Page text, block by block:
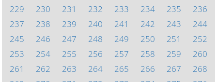
229
230 231 232 233 234 235
236
237
238 239 240 241 242 243
244
245
246 247 248 249 250 251
252
253
254 255 256 257 258 259
260
261
262 263 264 265 266 267
268